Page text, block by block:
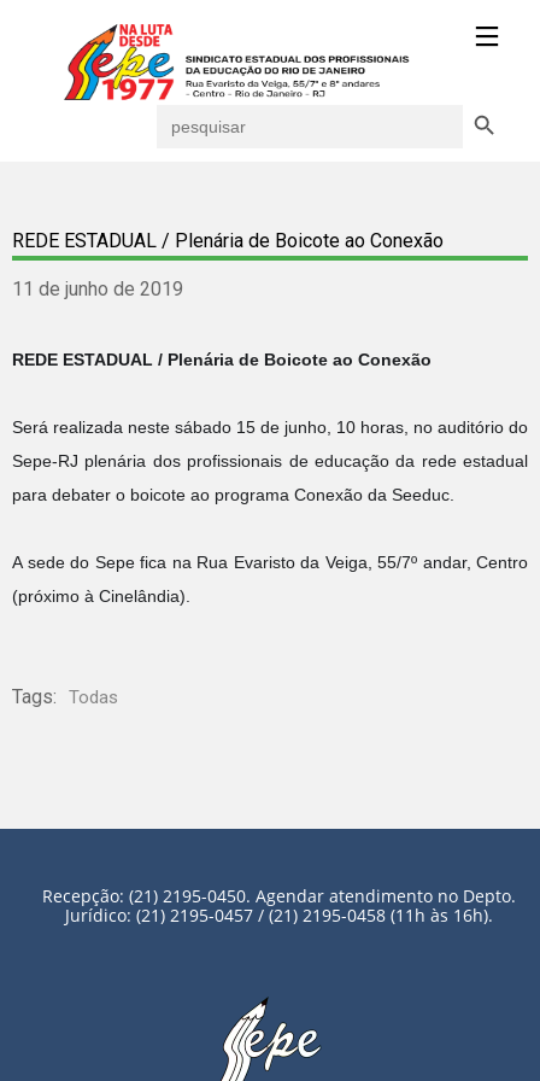
for:
REDE ESTADUAL / Plenária de Boicote ao Conexão
11 de junho de 2019
REDE ESTADUAL / Plenária de Boicote ao Conexão
Será realizada neste sábado 15 de junho, 10 horas, no auditório do
Sepe-RJ plenária dos profissionais de educação da rede estadual
para debater o boicote ao programa Conexão da Seeduc.
A sede do Sepe fica na Rua Evaristo da Veiga, 55/7º andar, Centro
(próximo à Cinelândia).
Tags: Todas
Recepção: (21) 2195-0450. Agendar atendimento no Depto.
Jurídico: (21) 2195-0457 / (21) 2195-0458 (11h às 16h).